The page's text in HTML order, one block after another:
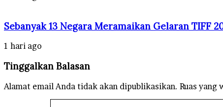
Sebanyak 13 Negara Meramaikan Gelaran TIFF
1 hari ago
Tinggalkan Balasan
Alamat email Anda tidak akan dipublikasikan. Ruas yang